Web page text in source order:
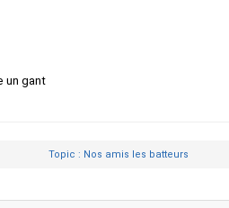
un gant
Topic : Nos amis les batteurs